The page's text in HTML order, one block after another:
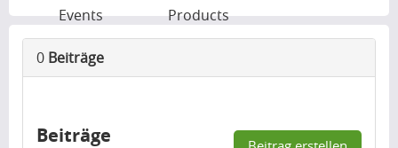
Events
Products
0 Beiträge
Beiträge